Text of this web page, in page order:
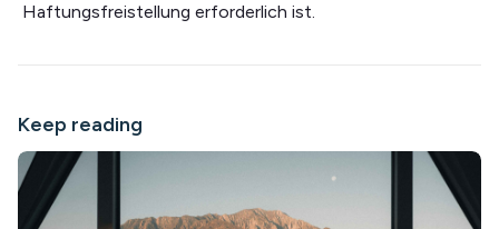
Haftungsfreistellung erforderlich ist.
Keep reading